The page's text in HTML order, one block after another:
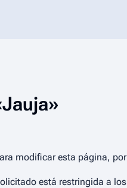
modificar esta página,
está restringida a